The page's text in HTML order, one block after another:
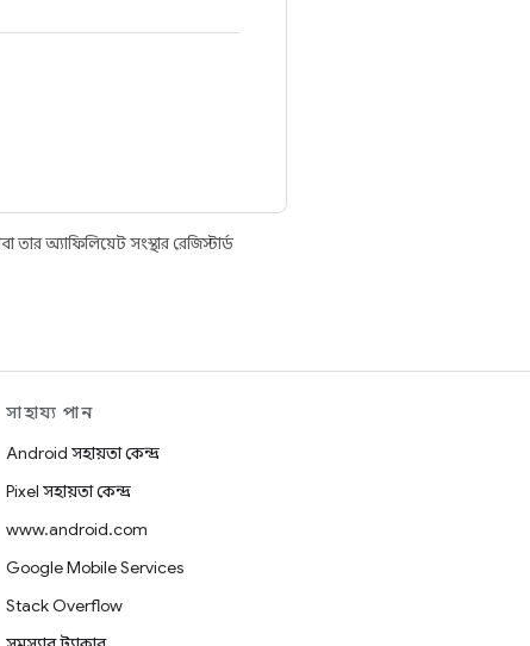
অ্যাফিলিয়েট সংস্থার রেজিস্টার্ড
সাহায্য পান
Android সহায়তা কেন্দ্র
Pixel সহায়তা কেন্দ্র
www.android.com
Google Mobile Services
Stack Overflow